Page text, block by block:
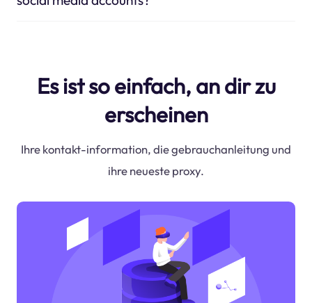
Es ist so einfach, an dir zu
erscheinen
Ihre kontakt-information, die gebrauchanleitung und
ihre neueste proxy.